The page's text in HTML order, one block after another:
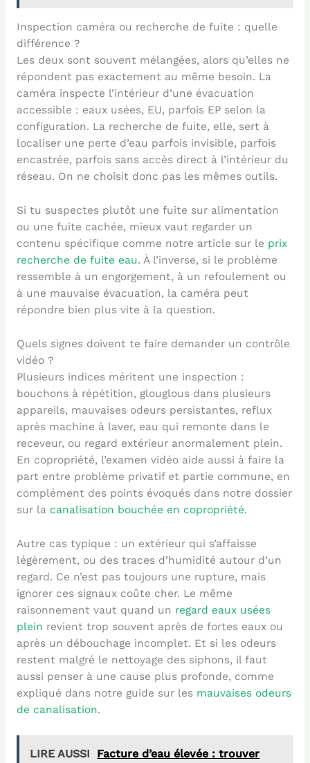
Inspection caméra ou recherche de fuite : quelle
différence ?
Les deux sont souvent mélangées, alors qu’elles ne
répondent pas exactement au même besoin. La
caméra inspecte l’intérieur d’une évacuation
accessible : eaux usées, EU, parfois EP selon la
configuration. La recherche de fuite, elle, sert à
localiser une perte d’eau parfois invisible, parfois
encastrée, parfois sans accès direct à l’intérieur du
réseau. On ne choisit donc pas les mêmes outils.
Si tu suspectes plutôt une fuite sur alimentation
ou une fuite cachée, mieux vaut regarder un
contenu spécifique comme notre article sur le prix
recherche de fuite eau. À l’inverse, si le problème
ressemble à un engorgement, à un refoulement ou
à une mauvaise évacuation, la caméra peut
répondre bien plus vite à la question.
Quels signes doivent te faire demander un contrôle
vidéo ?
Plusieurs indices méritent une inspection :
bouchons à répétition, glouglous dans plusieurs
appareils, mauvaises odeurs persistantes, reflux
après machine à laver, eau qui remonte dans le
receveur, ou regard extérieur anormalement plein.
En copropriété, l’examen vidéo aide aussi à faire la
part entre problème privatif et partie commune, en
complément des points évoqués dans notre dossier
sur la canalisation bouchée en copropriété.
Autre cas typique : un extérieur qui s’affaisse
légèrement, ou des traces d’humidité autour d’un
regard. Ce n’est pas toujours une rupture, mais
ignorer ces signaux coûte cher. Le même
raisonnement vaut quand un regard eaux usées
plein revient trop souvent après de fortes eaux ou
après un débouchage incomplet. Et si les odeurs
restent malgré le nettoyage des siphons, il faut
aussi penser à une cause plus profonde, comme
expliqué dans notre guide sur les mauvaises odeurs
de canalisation.
LIRE AUSSI
Facture d’eau élevée : trouver